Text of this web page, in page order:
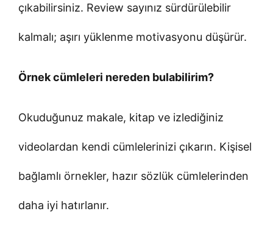
çıkabilirsiniz. Review sayınız sürdürülebilir
kalmalı; aşırı yüklenme motivasyonu düşürür.
Örnek cümleleri nereden bulabilirim?
Okuduğunuz makale, kitap ve izlediğiniz
videolardan kendi cümlelerinizi çıkarın. Kişisel
bağlamlı örnekler, hazır sözlük cümlelerinden
daha iyi hatırlanır.